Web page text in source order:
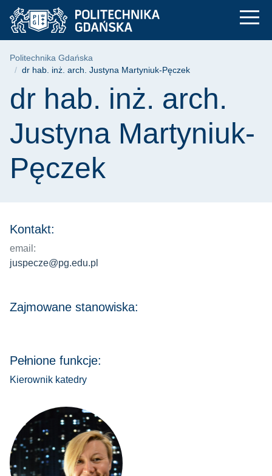
Przejdź
do
menu
Przejdź
do
wyszukiwarki
Przejdź
do
treści
dr hab. inż. arch.
Ścieżka nawigacyjna
Politechnika Gdańska
dr hab. inż. arch. Justyna Martyniuk-Pęczek
Treść strony
dr hab. inż. arch.
Justyna Martyniuk-
Pęczek
Kontakt:
email:
juspecze@pg.edu.pl
Zajmowane stanowiska:
Pełnione funkcje:
Kierownik katedry